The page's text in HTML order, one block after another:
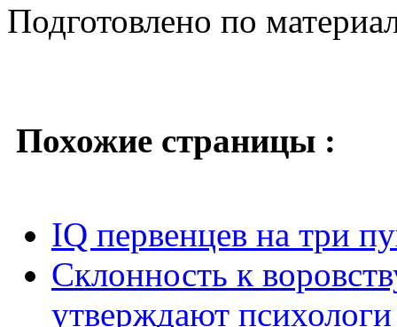
Подготовлено по
Похожие страницы :
IQ первенцев на три
Склонность к
утверждают психологи